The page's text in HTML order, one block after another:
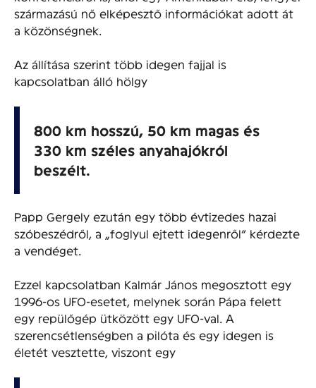
származású nő elképesztő információkat adott át
a közönségnek.
Az állítása szerint több idegen fajjal is
kapcsolatban álló hölgy
800 km hosszú, 50 km magas és
330 km széles anyahajókról
beszélt.
Papp Gergely ezután egy több évtizedes hazai
szóbeszédről, a „foglyul ejtett idegenről” kérdezte
a vendéget.
Ezzel kapcsolatban Kalmár János megosztott egy
1996-os UFO-esetet, melynek során Pápa felett
egy repülőgép ütközött egy UFO-val. A
szerencsétlenségben a pilóta és egy idegen is
életét vesztette, viszont egy